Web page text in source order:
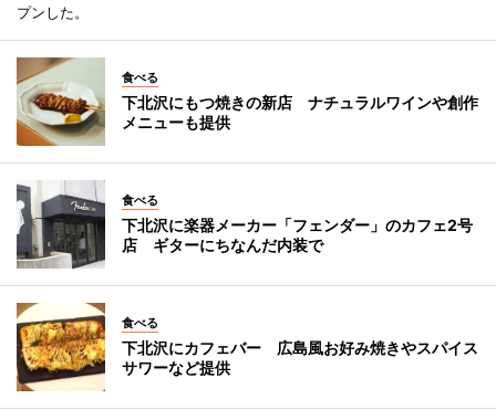
プンした。
食べる
下北沢にもつ焼きの新店 ナチュラルワインや創作
メニューも提供
食べる
下北沢に楽器メーカー「フェンダー」のカフェ2号
店 ギターにちなんだ内装で
食べる
下北沢にカフェバー 広島風お好み焼きやスパイス
サワーなど提供